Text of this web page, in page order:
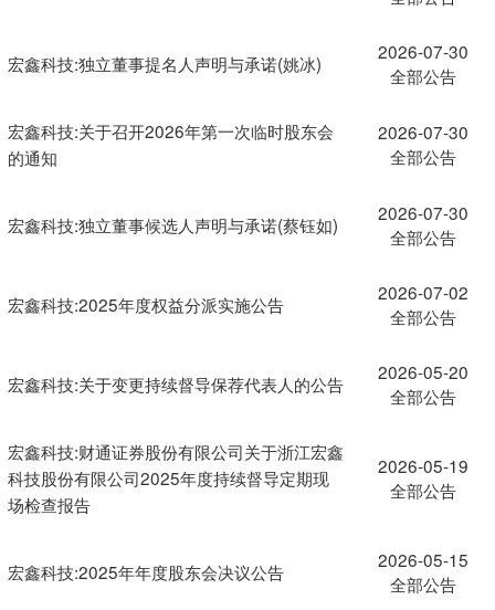
宏鑫科技:独立董事提名人声明与承诺(姚冰)
2026-07-30
全部公告
宏鑫科技:关于召开2026年第一次临时股东会
的通知
2026-07-30
全部公告
宏鑫科技:独立董事候选人声明与承诺(蔡钰如)
2026-07-30
全部公告
宏鑫科技:2025年度权益分派实施公告
2026-07-02
全部公告
宏鑫科技:关于变更持续督导保荐代表人的公告
2026-05-20
全部公告
宏鑫科技:财通证券股份有限公司关于浙江宏鑫
科技股份有限公司2025年度持续督导定期现
场检查报告
2026-05-19
全部公告
宏鑫科技:2025年年度股东会决议公告
2026-05-15
全部公告